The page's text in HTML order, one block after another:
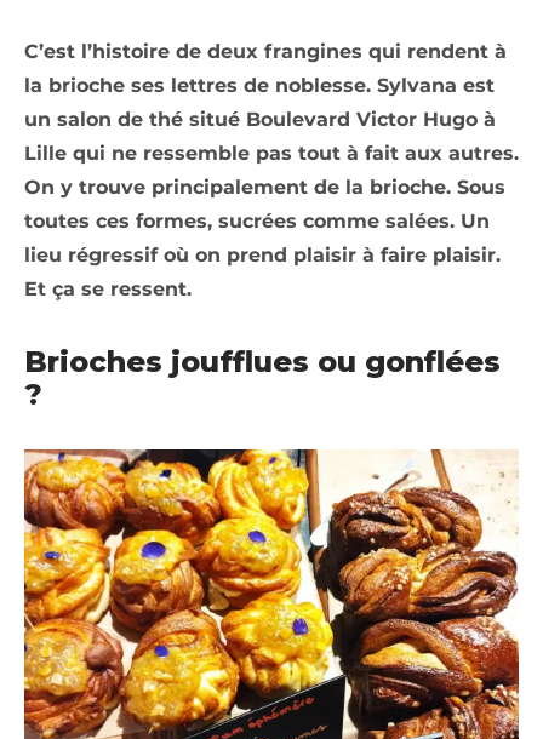
C’est l’histoire de deux frangines qui rendent à
la brioche ses lettres de noblesse. Sylvana est
un salon de thé situé Boulevard Victor Hugo à
Lille qui ne ressemble pas tout à fait aux autres.
On y trouve principalement de la brioche. Sous
toutes ces formes, sucrées comme salées. Un
lieu régressif où on prend plaisir à faire plaisir.
Et ça se ressent.
Brioches joufflues ou gonflées
?